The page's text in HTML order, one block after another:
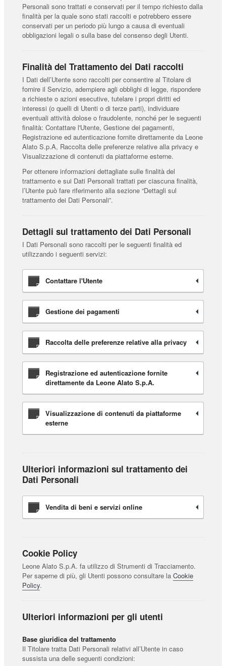
Personali sono trattati e conservati per il tempo richiesto dalla
finalità per la quale sono stati raccolti e potrebbero essere
conservati per un periodo più lungo a causa di eventuali
obbligazioni legali o sulla base del consenso degli Utenti.
Finalità del Trattamento dei Dati raccolti
I Dati dell’Utente sono raccolti per consentire al Titolare di
fornire il Servizio, adempiere agli obblighi di legge, rispondere
a richieste o azioni esecutive, tutelare i propri diritti ed
interessi (o quelli di Utenti o di terze parti), individuare
eventuali attività dolose o fraudolente, nonché per le seguenti
finalità: Contattare l'Utente, Gestione dei pagamenti,
Registrazione ed autenticazione fornite direttamente da Leone
Alato S.p.A, Raccolta delle preferenze relative alla privacy e
Visualizzazione di contenuti da piattaforme esterne.
Per ottenere informazioni dettagliate sulle finalità del
trattamento e sui Dati Personali trattati per ciascuna finalità,
l’Utente può fare riferimento alla sezione “Dettagli sul
trattamento dei Dati Personali”.
Dettagli sul trattamento dei Dati Personali
I Dati Personali sono raccolti per le seguenti finalità ed
utilizzando i seguenti servizi:
Contattare l'Utente
Gestione dei pagamenti
Raccolta delle preferenze relative alla privacy
Registrazione ed autenticazione fornite
direttamente da Leone Alato S.p.A.
Visualizzazione di contenuti da piattaforme
esterne
Ulteriori informazioni sul trattamento dei
Dati Personali
Vendita di beni e servizi online
Cookie Policy
Leone Alato S.p.A. fa utilizzo di Strumenti di Tracciamento.
Per saperne di più, gli Utenti possono consultare la Cookie
Policy.
Ulteriori informazioni per gli utenti
Base giuridica del trattamento
Il Titolare tratta Dati Personali relativi all’Utente in caso
sussista una delle seguenti condizioni: